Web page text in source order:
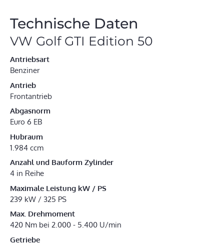
Technische Daten
VW Golf GTI Edition 50
Antriebsart
Benziner
Antrieb
Frontantrieb
Abgasnorm
Euro 6 EB
Hubraum
1.984 ccm
Anzahl und Bauform Zylinder
4 in Reihe
Maximale Leistung kW / PS
239 kW / 325 PS
Max. Drehmoment
420 Nm bei 2.000 - 5.400 U/min
Getriebe